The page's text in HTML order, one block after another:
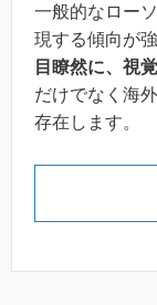
一般的なロー
現する傾向が
目瞭然に、視
だけでなく海
存在します。